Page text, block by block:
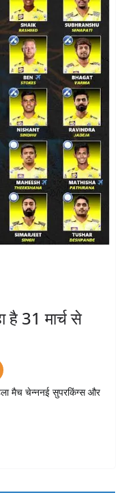
31 मार्च से
मैच चेन्ननई सुपरकिंग्स और